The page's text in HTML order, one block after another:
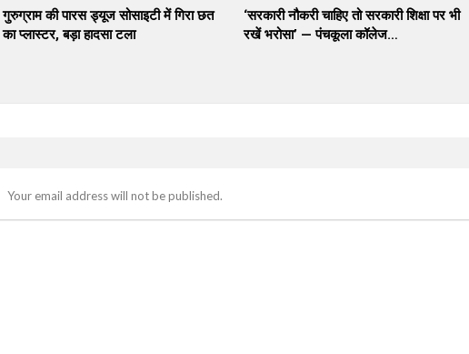
गुरुग्राम की पारस ड्यूज सोसाइटी में गिरा छत
का प्लास्टर, बड़ा हादसा टला
‘सरकारी नौकरी चाहिए तो सरकारी शिक्षा पर भी
रखें भरोसा’ — पंचकूला कॉलेज…
Your email address will not be published.